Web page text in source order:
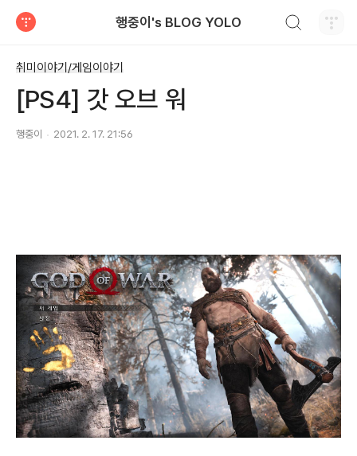
행중이's BLOG YOLO
취미이야기/게임이야기
[PS4] 갓 오브 워
행중이 2021. 2. 17. 21:56